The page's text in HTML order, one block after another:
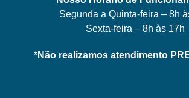
Segunda a Quinta-feira – 8h
Sexta-feira – 8h às 17h
*Não realizamos atendimento